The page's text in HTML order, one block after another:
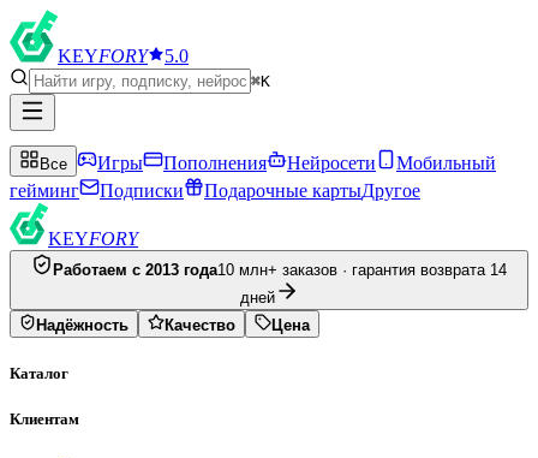
KEYFORY 5.0
⌘K
Все Игры Пополнения Нейросети
Мобильный
гейминг
Подписки Подарочные картыДругое
KEYFORY
Работаем с 2013 года10 млн+ заказов · гарантия возврата 14
дней
Надёжность
Качество Цена
Каталог
Клиентам